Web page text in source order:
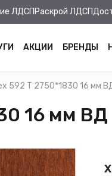
ЛДСП Раскрой ЛДСП
АКЦИИ БРЕНДЫ
592 Т 2750*1830 16 мм
16 мм ВД